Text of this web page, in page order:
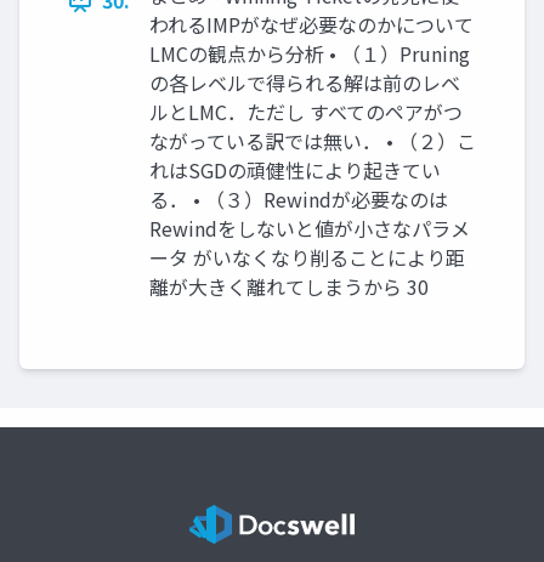
われるIMPがなぜ必要なのかについて
LMCの観点から分析 • （１）Pruning
の各レベルで得られる解は前のレベ
ルとLMC．ただし すべてのペアがつ
ながっている訳では無い． • （２）こ
れはSGDの頑健性により起きてい
る． • （３）Rewindが必要なのは
Rewindをしないと値が小さなパラメ
ータ がいなくなり削ることにより距
離が大きく離れてしまうから 30